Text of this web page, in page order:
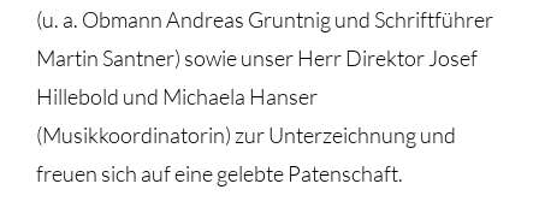
(u. a. Obmann Andreas Gruntnig und Schriftführer
Martin Santner) sowie unser Herr Direktor Josef
Hillebold und Michaela Hanser
(Musikkoordinatorin) zur Unterzeichnung und
freuen sich auf eine gelebte Patenschaft.